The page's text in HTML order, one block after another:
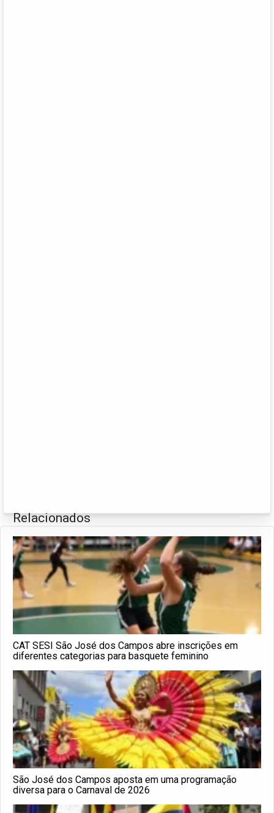
Relacionados
CAT SESI São José dos Campos abre inscrições em
diferentes categorias para basquete feminino
São José dos Campos aposta em uma programação
diversa para o Carnaval de 2026